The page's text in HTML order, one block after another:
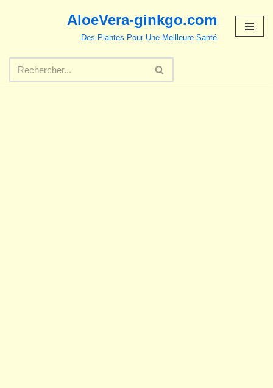
contenu
AloeVera-ginkgo.com
Des Plantes Pour Une Meilleure Santé